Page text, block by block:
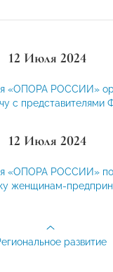
12 Июля 2024
«ОПОРА РОССИИ»
с представителями
12 Июля 2024
«ОПОРА РОССИИ»
женщинам-
развитие